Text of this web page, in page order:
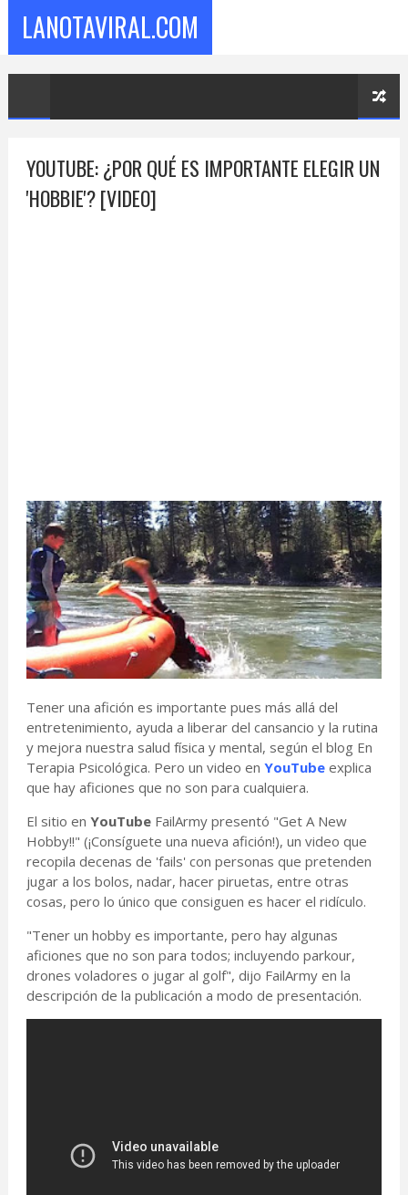
LANOTAVIRAL.COM
YOUTUBE: ¿POR QUÉ ES IMPORTANTE ELEGIR UN
'HOBBIE'? [VIDEO]
Tener una afición es importante pues más allá del
entretenimiento, ayuda a liberar del cansancio y la rutina
y mejora nuestra salud física y mental, según el blog En
Terapia Psicológica. Pero un video en YouTubeexplica
que hay aficiones que no son para cualquiera.
El sitio en YouTube FailArmy presentó "Get A New
Hobby!!" (¡Consíguete una nueva afición!), un video que
recopila decenas de 'fails' con personas que pretenden
jugar a los bolos, nadar, hacer piruetas, entre otras
cosas, pero lo único que consiguen es hacer el ridículo.
"Tener un hobby es importante, pero hay algunas
aficiones que no son para todos; incluyendo parkour,
drones voladores o jugar al golf", dijo FailArmy en la
descripción de la publicación a modo de presentación.